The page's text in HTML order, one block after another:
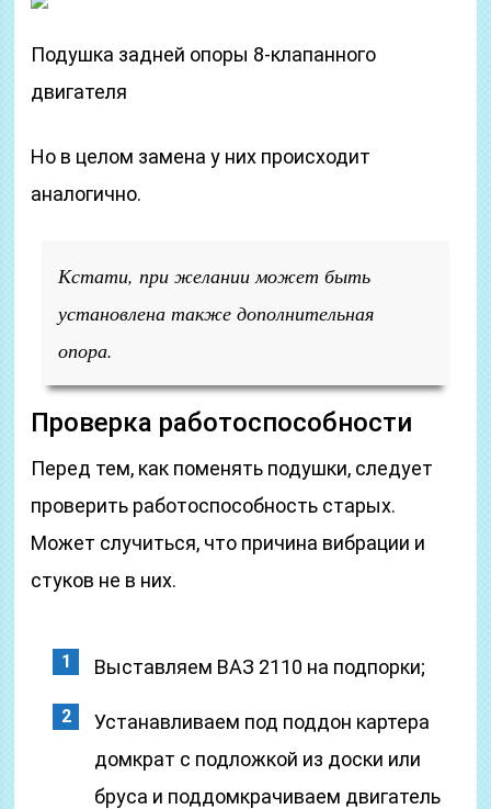
Подушка задней опоры 8-клапанного
двигателя
Но в целом замена у них происходит
аналогично.
Кстати, при желании может быть
установлена также дополнительная
опора.
Проверка работоспособности
Перед тем, как поменять подушки, следует
проверить работоспособность старых.
Может случиться, что причина вибрации и
стуков не в них.
Выставляем ВАЗ 2110 на подпорки;
Устанавливаем под поддон картера
домкрат с подложкой из доски или
бруса и поддомкрачиваем двигатель